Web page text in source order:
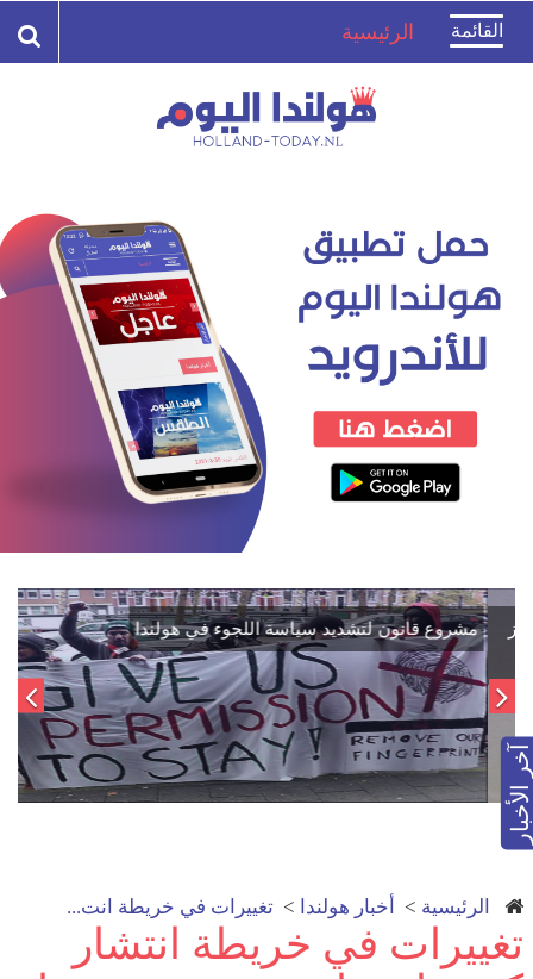
Toggle
navigation
القائمة الرئيسية
آخر الأخبار
اتفاق تاريخي: دمج "قسد" في مؤسسات الدولة السورية لتعزيز
الوحدة الوطنية
الرئيسية > أخبار هولندا > تغييرات في خريطة انت...
تغييرات في خريطة انتشار